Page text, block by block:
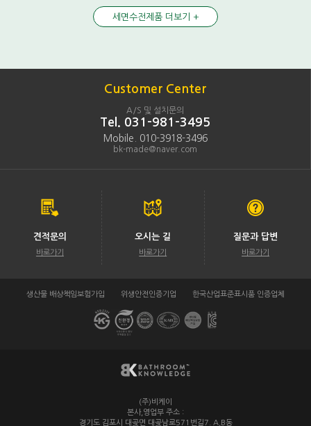
세면수전제품 더보기 +
Customer Center
A/S 및 설치문의
Tel. 031-981-3495
Mobile. 010-3918-3496
bk-made@naver.com
견적문의
바로가기
오시는 길
바로가기
질문과 답변
바로가기
생산물 배상책임보험가입 위생안전인증기업 한국산업표준표시품 인증업체
(주)비케이
/
본사,영업부 주소 :
경기도 김포시 대곶면 대곶남로571번길7. A,B동